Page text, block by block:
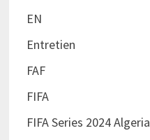
EN
Entretien
FAF
FIFA
FIFA Series 2024 Algeria